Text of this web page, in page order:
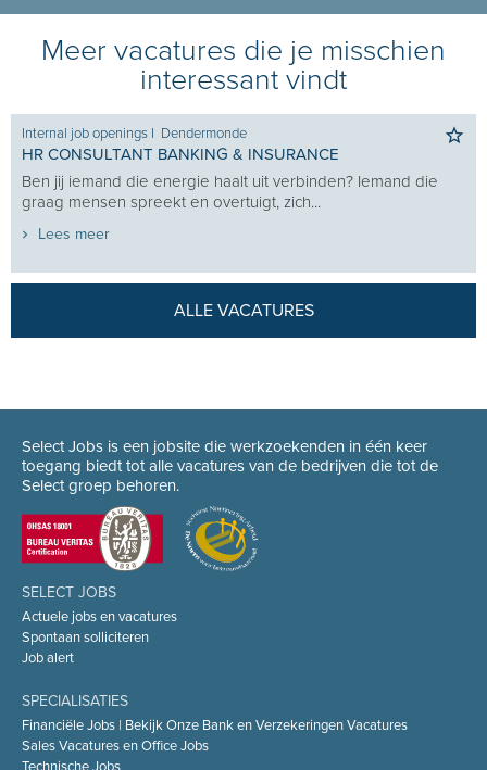
Meer vacatures die je misschien
interessant vindt
Internal job openings I Dendermonde
HR CONSULTANT BANKING & INSURANCE
Ben jij iemand die energie haalt uit verbinden? Iemand die
graag mensen spreekt en overtuigt, zich...
Lees meer
ALLE VACATURES
Select Jobs is een jobsite die werkzoekenden in één keer
toegang biedt tot alle vacatures van de bedrijven die tot de
Select groep behoren.
SELECT JOBS
Actuele jobs en vacatures
Spontaan solliciteren
Job alert
SPECIALISATIES
Financiële Jobs | Bekijk Onze Bank en Verzekeringen Vacatures
Sales Vacatures en Office Jobs